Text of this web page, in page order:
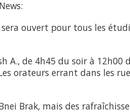
ouvert pour tous les
A., de 4h45 du soir à 12h00
orateurs errant dans les
Brak, mais des